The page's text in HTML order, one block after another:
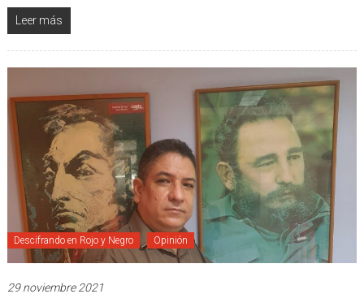
Leer más
Descifrando en Rojo y Negro Opinión
29 noviembre 2021